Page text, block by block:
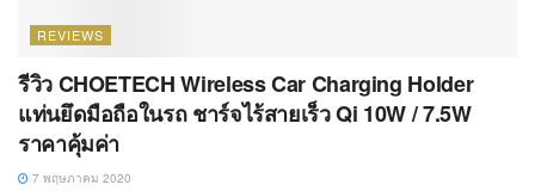
REVIEWS
รีวิว CHOETECH Wireless Car Charging Holder
แท่นยึดมือถือในรถ ชาร์จไร้สายเร็ว Qi 10W / 7.5W
ราคาคุ้มค่า
7 พฤษภาคม 2020